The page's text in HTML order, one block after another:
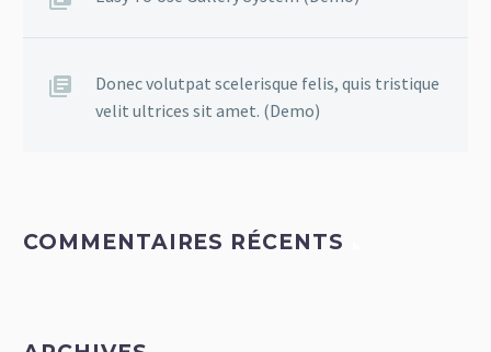
Donec volutpat scelerisque felis, quis tristique
velit ultrices sit amet. (Demo)
COMMENTAIRES RÉCENTS